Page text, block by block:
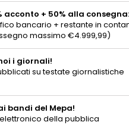
acconto + 50% alla consegna:
bancario + restante in
massimo €4.999,99)
i giornali!
su testate giornalistiche
bandi del Mepa!
della pubblica